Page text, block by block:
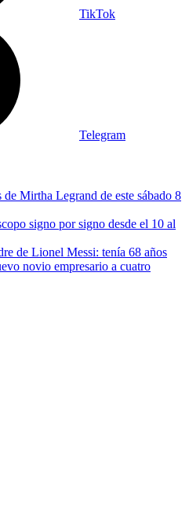
TikTok
Telegram
Mirtha Legrand de este sábado 8
signo por signo desde el 10 al
de Lionel Messi: tenía 68 años
novio empresario a cuatro